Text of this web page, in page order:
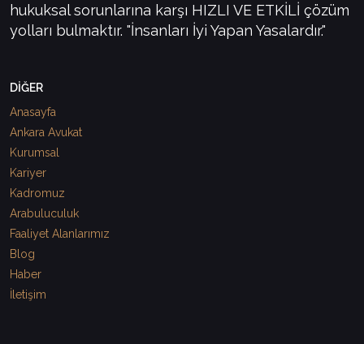
hukuksal sorunlarına karşı HIZLI VE ETKİLİ çözüm
yolları bulmaktır. "İnsanları İyi Yapan Yasalardır."
DİĞER
Anasayfa
Ankara Avukat
Kurumsal
Kariyer
Kadromuz
Arabuluculuk
Faaliyet Alanlarımız
Blog
Haber
İletişim